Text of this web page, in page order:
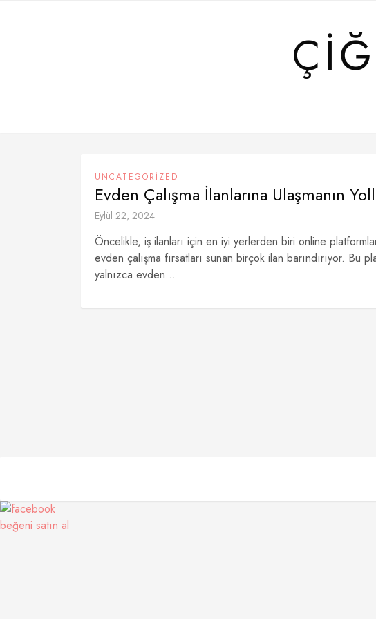
UNCATEGORIZED
Evden Çalışma İlanlarına Ulaşmanın
Eylül 22, 2024
Öncelikle, iş ilanları için en iyi yerlerden biri online
evden çalışma fırsatları sunan birçok ilan barındırıyor. Bu
yalnızca evden...